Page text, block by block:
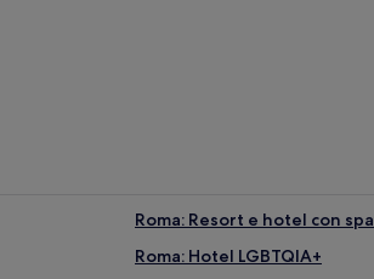
Roma: Resort e hotel con spa
Roma: Hotel LGBTQIA+